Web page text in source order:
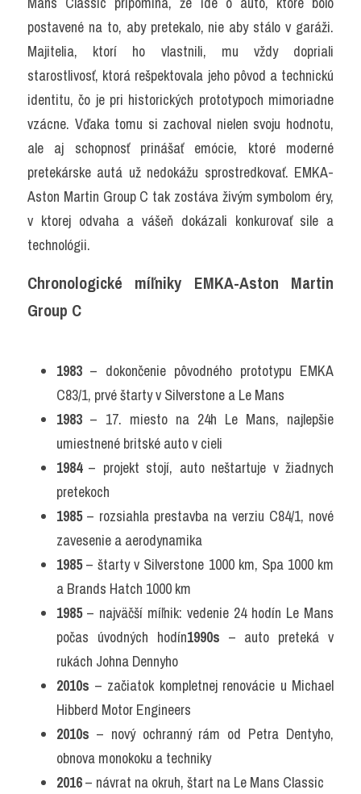
postavené na to, aby pretekalo, nie aby stálo v garáži.
Majitelia, ktorí ho vlastnili, mu vždy dopriali
starostlivosť, ktorá rešpektovala jeho pôvod a technickú
identitu, čo je pri historických prototypoch mimoriadne
vzácne. Vďaka tomu si zachoval nielen svoju hodnotu,
ale aj schopnosť prinášať emócie, ktoré moderné
pretekárske autá už nedokážu sprostredkovať. EMKA-
Aston Martin Group C tak zostáva živým symbolom éry,
v ktorej odvaha a vášeň dokázali konkurovať sile a
technológii.
Chronologické míľniky EMKA-Aston Martin
Group C
1983 – dokončenie pôvodného prototypu EMKA
C83/1, prvé štarty v Silverstone a Le Mans
1983 – 17. miesto na 24h Le Mans, najlepšie
umiestnené britské auto v cieli
1984 – projekt stojí, auto neštartuje v žiadnych
pretekoch
1985 – rozsiahla prestavba na verziu C84/1, nové
zavesenie a aerodynamika
1985 – štarty v Silverstone 1000 km, Spa 1000 km
a Brands Hatch 1000 km
1985 – najväčší míľnik: vedenie 24 hodín Le Mans
počas úvodných hodín1990s – auto preteká v
rukách Johna Dennyho
2010s – začiatok kompletnej renovácie u Michael
Hibberd Motor Engineers
2010s – nový ochranný rám od Petra Dentyho,
obnova monokoku a techniky
2016 – návrat na okruh, štart na Le Mans Classic